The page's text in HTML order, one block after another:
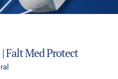
Falt Med Protect